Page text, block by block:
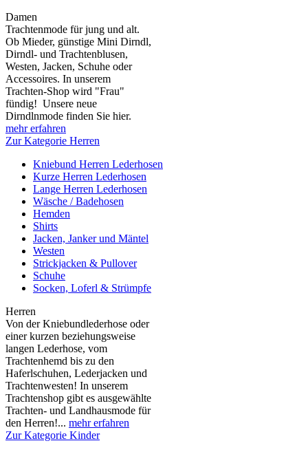
Damen
Trachtenmode für jung und alt.
Ob Mieder, günstige Mini Dirndl,
Dirndl- und Trachtenblusen,
Westen, Jacken, Schuhe oder
Accessoires. In unserem
Trachten-Shop wird "Frau"
fündig! Unsere neue
Dirndlnmode finden Sie hier.
mehr erfahren
Zur Kategorie Herren
Kniebund Herren Lederhosen
Kurze Herren Lederhosen
Lange Herren Lederhosen
Wäsche / Badehosen
Hemden
Shirts
Jacken, Janker und Mäntel
Westen
Strickjacken & Pullover
Schuhe
Socken, Loferl & Strümpfe
Herren
Von der Kniebundlederhose oder
einer kurzen beziehungsweise
langen Lederhose, vom
Trachtenhemd bis zu den
Haferlschuhen, Lederjacken und
Trachtenwesten! In unserem
Trachtenshop gibt es ausgewählte
Trachten- und Landhausmode für
den Herren!... mehr erfahren
Zur Kategorie Kinder